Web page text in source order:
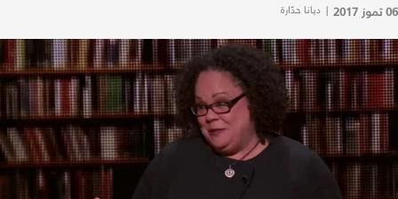
06 تموز 2017 | ديانا حدّارة